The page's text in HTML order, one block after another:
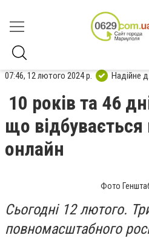
07:46, 12 лютого 2024 р. Надійне
10 років та 46
що відбувається
онлайн
Фото
Сьогодні 12 лютого.
повномасштабного